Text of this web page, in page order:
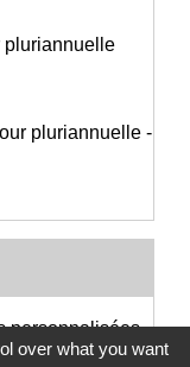
pluriannuelle
pluriannuelle -
personnalisées
over what you want